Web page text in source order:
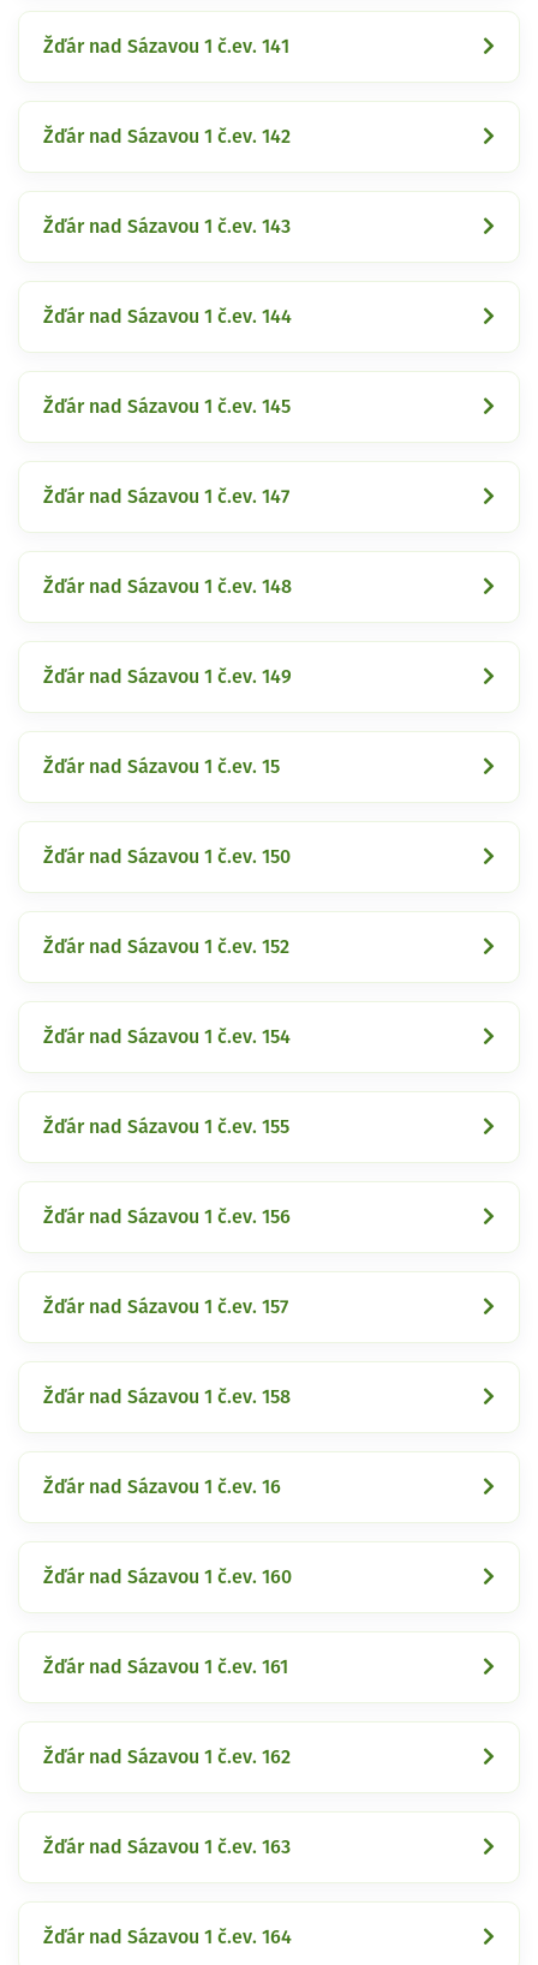
Žďár nad Sázavou 1 č.ev. 141
Žďár nad Sázavou 1 č.ev. 142
Žďár nad Sázavou 1 č.ev. 143
Žďár nad Sázavou 1 č.ev. 144
Žďár nad Sázavou 1 č.ev. 145
Žďár nad Sázavou 1 č.ev. 147
Žďár nad Sázavou 1 č.ev. 148
Žďár nad Sázavou 1 č.ev. 149
Žďár nad Sázavou 1 č.ev. 15
Žďár nad Sázavou 1 č.ev. 150
Žďár nad Sázavou 1 č.ev. 152
Žďár nad Sázavou 1 č.ev. 154
Žďár nad Sázavou 1 č.ev. 155
Žďár nad Sázavou 1 č.ev. 156
Žďár nad Sázavou 1 č.ev. 157
Žďár nad Sázavou 1 č.ev. 158
Žďár nad Sázavou 1 č.ev. 16
Žďár nad Sázavou 1 č.ev. 160
Žďár nad Sázavou 1 č.ev. 161
Žďár nad Sázavou 1 č.ev. 162
Žďár nad Sázavou 1 č.ev. 163
Žďár nad Sázavou 1 č.ev. 164